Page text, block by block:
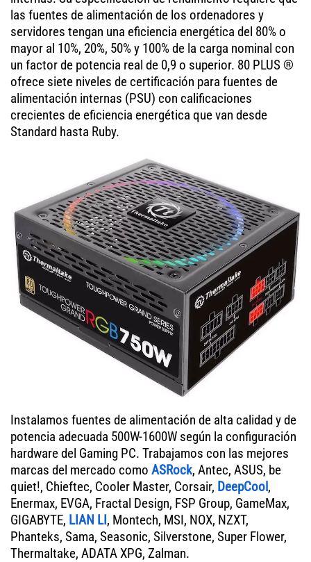
las fuentes de alimentación de los ordenadores y
servidores tengan una eficiencia energética del 80% o
mayor al 10%, 20%, 50% y 100% de la carga nominal con
un factor de potencia real de 0,9 o superior. 80 PLUS ®
ofrece siete niveles de certificación para fuentes de
alimentación internas (PSU) con calificaciones
crecientes de eficiencia energética que van desde
Standard hasta Ruby.
Instalamos fuentes de alimentación de alta calidad y de
potencia adecuada 500W-1600W según la configuración
hardware del Gaming PC. Trabajamos con las mejores
marcas del mercado como ASRock, Antec, ASUS, be
quiet!, Chieftec, Cooler Master, Corsair, DeepCool,
Enermax, EVGA, Fractal Design, FSP Group, GameMax,
GIGABYTE, LIAN LI, Montech, MSI, NOX, NZXT,
Phanteks, Sama, Seasonic, Silverstone, Super Flower,
Thermaltake, ADATA XPG, Zalman.